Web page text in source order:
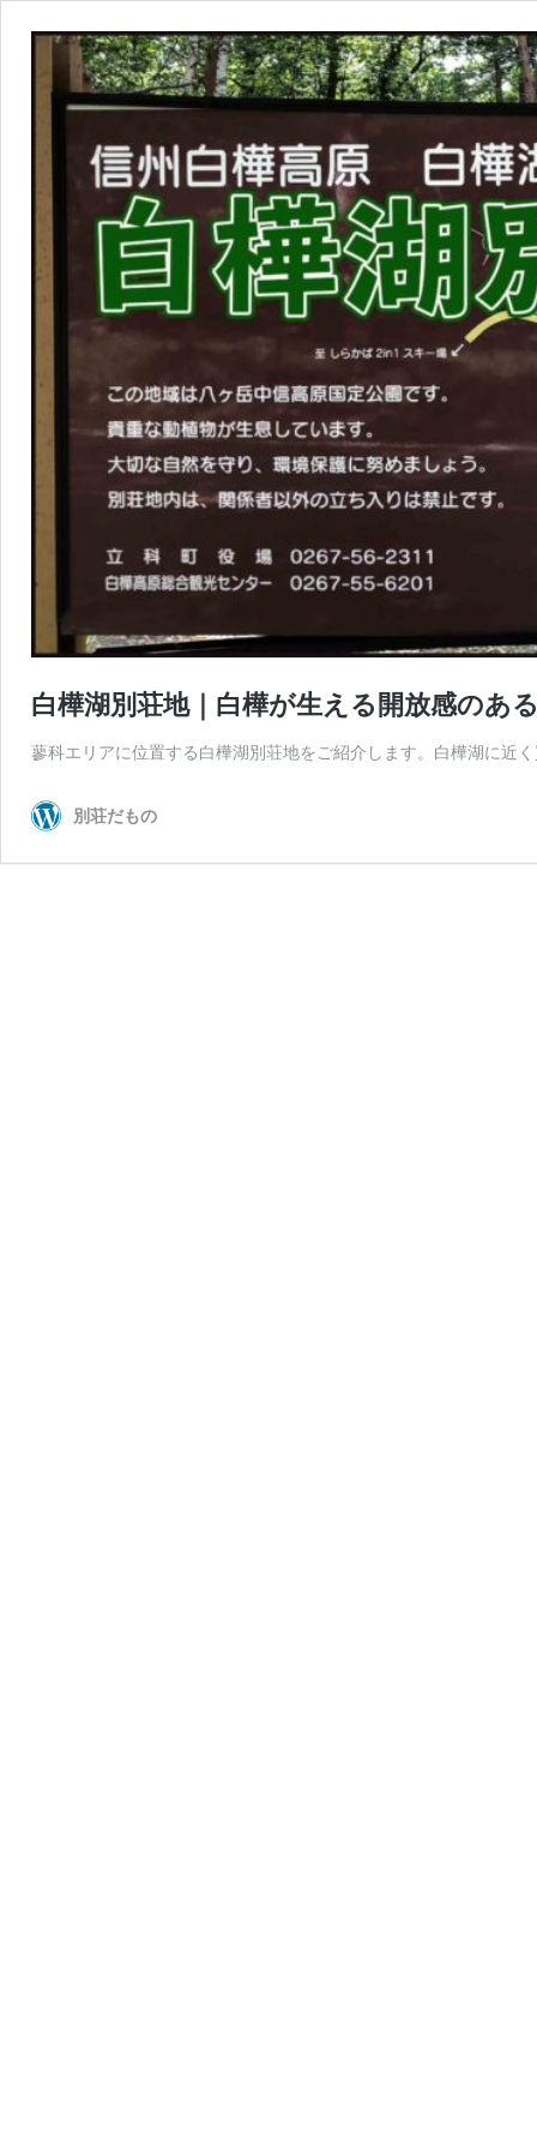
白樺湖別荘地｜白樺が生える開放感のあ
蓼科エリアに位置する白樺湖別荘地をご紹介します。白樺湖に近
別荘だもの